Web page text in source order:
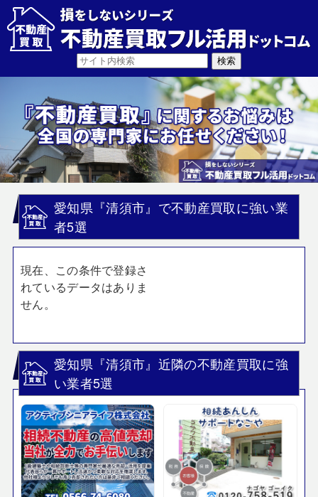
愛知県『清須市』で不動産買取に強い業
者5選
現在、この条件で登録さ
れているデータはありま
せん。
愛知県『清須市』近隣の不動産買取に強
い業者5選